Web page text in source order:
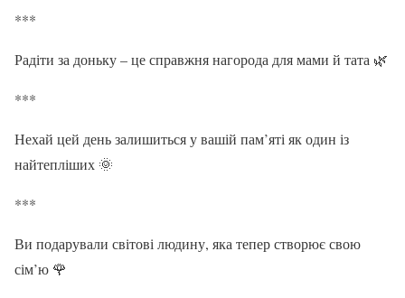
***
Радіти за доньку – це справжня нагорода для мами й тата 🌿
***
Нехай цей день залишиться у вашій пам’яті як один із
найтепліших 🌞
***
Ви подарували світові людину, яка тепер створює свою
сім’ю 🌹